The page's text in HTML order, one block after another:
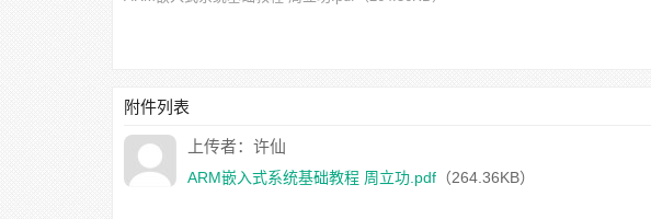
附件列表
上传者：许仙
ARM嵌入式系统基础教程 周立功.pdf （264.36KB）